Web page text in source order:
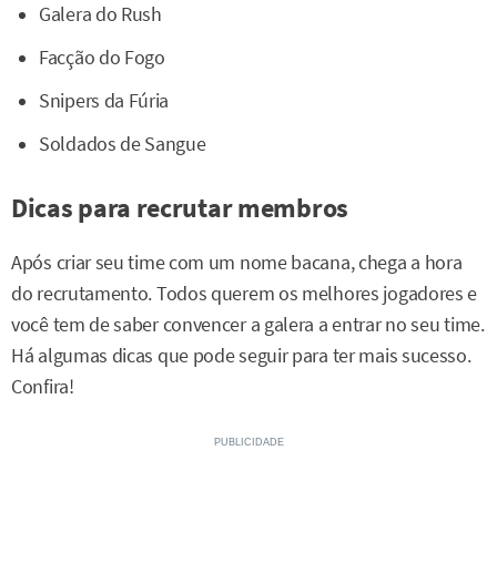
Galera do Rush
Facção do Fogo
Snipers da Fúria
Soldados de Sangue
Dicas para recrutar membros
Após criar seu time com um nome bacana, chega a hora
do recrutamento. Todos querem os melhores jogadores e
você tem de saber convencer a galera a entrar no seu time.
Há algumas dicas que pode seguir para ter mais sucesso.
Confira!